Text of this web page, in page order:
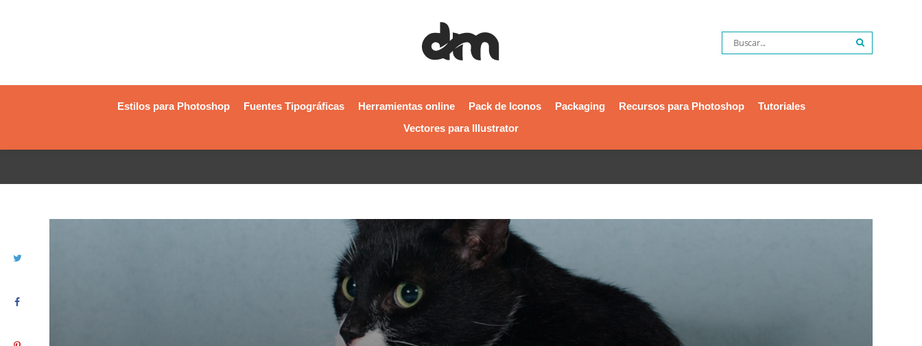
Estilos para Photoshop Fuentes Tipográficas Herramientas online Pack de Iconos Packaging Recursos para Photoshop
Tutoriales
Vectores para Illustrator